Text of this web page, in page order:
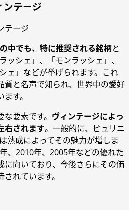
ンテージ
中でも、特に推奨される銘柄と
ッシェ」、「モンラッシェ」、
シェ」などが挙げられます。これ
質と名声で知られ、世界中の愛好
す。
要素です。 ヴィンテージによっ
右されます。一般的に、ピュリニ
熟成によってその魅力が増しま
、2010年、2005年などの優れた
に向いており、今後さらにその価
れています。